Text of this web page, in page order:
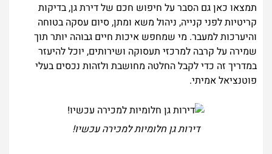
תמצאו כאן גם הסבר על חיפוש חכם של דירת גן, בדיקות
קריטיות לפני קנייה, ניהול משא ומתן, סיום עסקה בטוחה
והיערכות למעבר. מי שמחפש איכות חיים גבוהה יותר תוך
שמירה על קרבה למרכזי תעסוקה ושירותים, יוכל להיעזר
במדריך זה כדי לקבל החלטה מחושבת ולזהות נכסים בעלי
פוטנציאל אמיתי.
דירות גן חלומיות למכירה עכשיו!